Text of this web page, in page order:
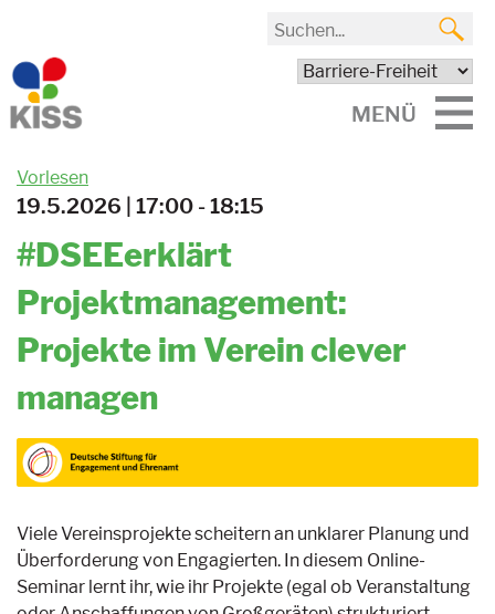
MENÜ
Vorlesen
19.5.2026 | 17:00 - 18:15
#DSEEerklärt
Projektmanagement:
Projekte im Verein clever
managen
Viele Vereinsprojekte scheitern an unklarer Planung und
Überforderung von Engagierten. In diesem Online-
Seminar lernt ihr, wie ihr Projekte (egal ob Veranstaltung